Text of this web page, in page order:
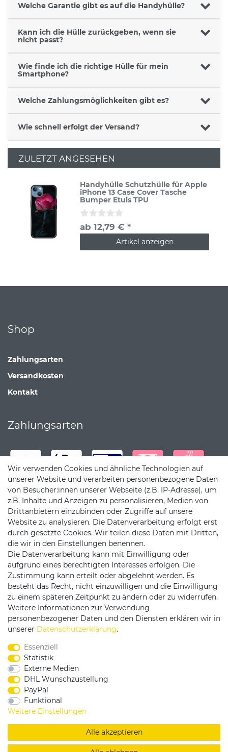
Welche Garantie gibt es auf die Handyhülle?
Kann ich die Hülle zurückgeben, wenn sie
nicht passt?
Wie finde ich die richtige Hülle für mein
Smartphone?
Welche Zahlungsmöglichkeiten gibt es?
Wie schnell erfolgt der Versand?
ZULETZT ANGESEHEN
Handyhülle Schutzhülle für Apple
iPhone 13 Case Cover Tasche
Bumper Etuis TPU
ab 12,79 € *
Artikel anzeigen
Shop
Zahlungsarten
Versandkosten
Kontakt
Zahlungsarten
Versandpartner
Service & Kontakt
Rufen Sie uns an unter:
0375 - 21459172
Widerrufsrecht |
Impressum
Copyright by König Design
Wir verwenden Cookies und ähnliche Technologien auf
unserer Website und verarbeiten personenbezogene Daten
von Besucher:innen unserer Webseite (z.B. IP-Adresse), um
z.B. Inhalte und Anzeigen zu personalisieren, Medien von
Drittanbietern einzubinden oder Zugriffe auf unsere
Website zu analysieren. Die Datenverarbeitung erfolgt erst
durch gesetzte Cookies. Wir teilen diese Daten mit Dritten,
die wir in den Einstellungen benennen.
Die Datenverarbeitung kann mit Einwilligung oder
aufgrund eines berechtigten Interesses erfolgen. Die
Zustimmung kann erteilt oder abgelehnt werden. Es
besteht das Recht, nicht einzuwilligen und die Einwilligung
zu einem späteren Zeitpunkt zu ändern oder zu widerrufen.
Weitere Informationen zur Verwendung
personenbezogener Daten und den Diensten erklären wir in
unserer Daten­schutz­erklärung.
Essenziell
Statistik
Externe Medien
DHL Wunschzustellung
PayPal
Funktional
Weitere Einstellungen
Alle akzeptieren